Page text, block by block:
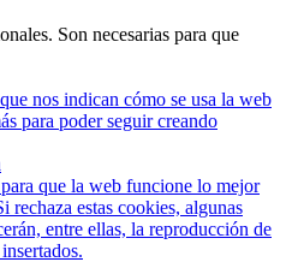
Son necesarias para que
nos indican cómo se usa la web
para poder seguir creando
que la web funcione lo mejor
rechaza estas cookies, algunas
entre ellas, la reproducción de